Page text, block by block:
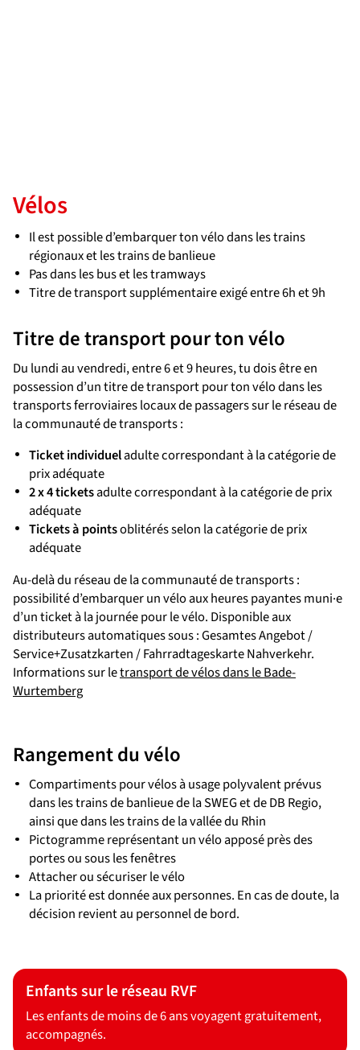
Vélos
Il est possible d’embarquer ton vélo dans les trains
régionaux et les trains de banlieue
Pas dans les bus et les tramways
Titre de transport supplémentaire exigé entre 6h et 9h
Titre de transport pour ton vélo
Du lundi au vendredi, entre 6 et 9 heures, tu dois être en
possession d’un titre de transport pour ton vélo dans les
transports ferroviaires locaux de passagers sur le réseau de
la communauté de transports :
Ticket individueladulte correspondant à la catégorie de
prix adéquate
2 x 4 ticketsadulte correspondant à la catégorie de prix
adéquate
Tickets à pointsoblitérés selon la catégorie de prix
adéquate
Au-delà du réseau de la communauté de transports :
possibilité d’embarquer un vélo aux heures payantes muni·e
d’un ticket à la journée pour le vélo. Disponible aux
distributeurs automatiques sous : Gesamtes Angebot /
Service+Zusatzkarten / Fahrradtageskarte Nahverkehr.
Informations sur letransport de vélos dans le Bade-
Wurtemberg
Rangement du vélo
Compartiments pour vélos à usage polyvalent prévus
dans les trains de banlieue de la SWEG et de DB Regio,
ainsi que dans les trains de la vallée du Rhin
Pictogramme représentant un vélo apposé près des
portes ou sous les fenêtres
Attacher ou sécuriser le vélo
La priorité est donnée aux personnes. En cas de doute, la
décision revient au personnel de bord.
Enfants sur le réseau RVF
Les enfants de moins de 6 ans voyagent gratuitement,
accompagnés.